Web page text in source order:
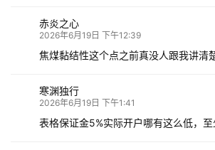
赤炎之心
2026年6月19日 下午12:39
焦煤黏结性这个点之前真没人跟我讲清
寒渊独行
2026年6月19日 下午1:41
表格保证金5%实际开户哪有这么低，至